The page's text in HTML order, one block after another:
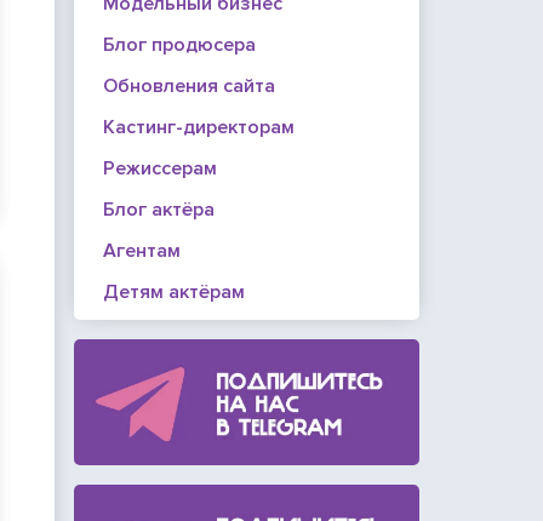
Блог продюсера
Обновления сайта
Кастинг-директорам
Режиссерам
Блог актёра
Агентам
Детям актёрам